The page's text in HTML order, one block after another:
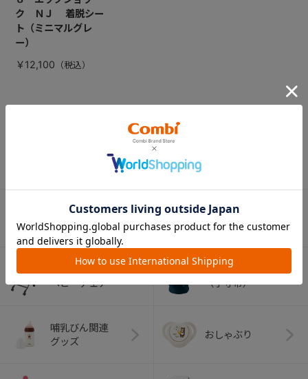
ク ＮＪ 着脱シー
ト（ミニマルグレ
ー）
￥12,100
CATEGORY
カテゴリー
チャイルドシート
ベビーチェア
抱っこひも
（子守帯）
哺乳びん関連
グッズ
おしゃぶり